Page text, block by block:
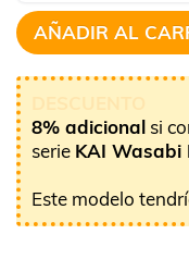
AÑADIR AL
8% adicional si
serie KAI Wasabi
Este modelo